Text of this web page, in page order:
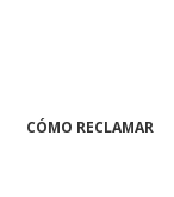
CÓMO RECLAMAR